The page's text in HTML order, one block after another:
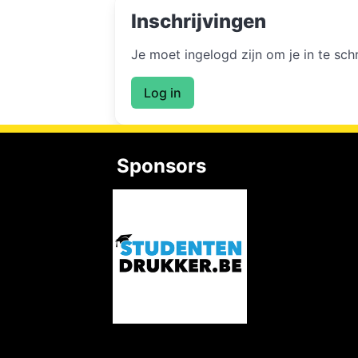
Inschrijvingen
Je moet ingelogd zijn om je in te
Log in
Sponsors